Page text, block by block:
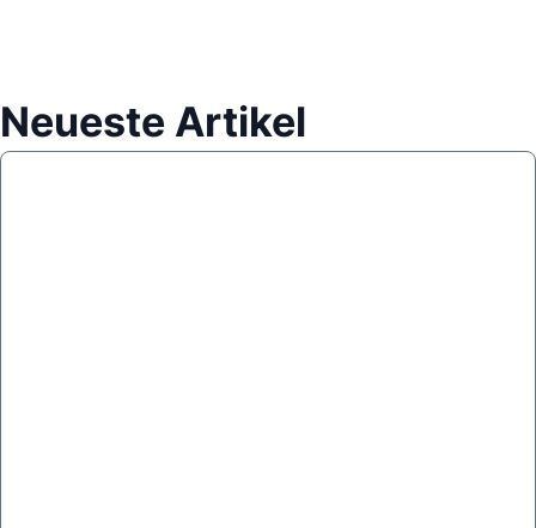
Neueste Artikel